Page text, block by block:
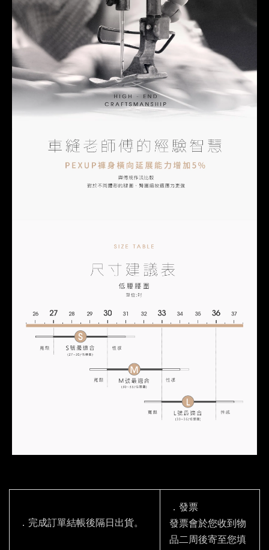
．完成訂單結帳後隔日出貨。
．發票
發票會於您收到物
品二周後寄至您填